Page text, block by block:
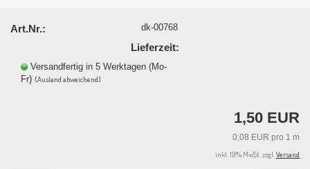
Art.Nr.: dk-00768
Lieferzeit:
Versandfertig in 5 Werktagen (Mo-
Fr) (Ausland abweichend)
1,50 EUR
0,08 EUR pro 1 m
inkl. 19% MwSt. zzgl.Versand